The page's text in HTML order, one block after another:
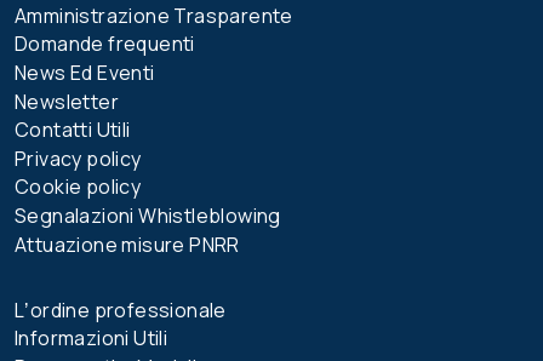
Amministrazione Trasparente
Domande frequenti
News Ed Eventi
Newsletter
Contatti Utili
Privacy policy
Cookie policy
Segnalazioni Whistleblowing
Attuazione misure PNRR
Lʼordine professionale
Informazioni Utili